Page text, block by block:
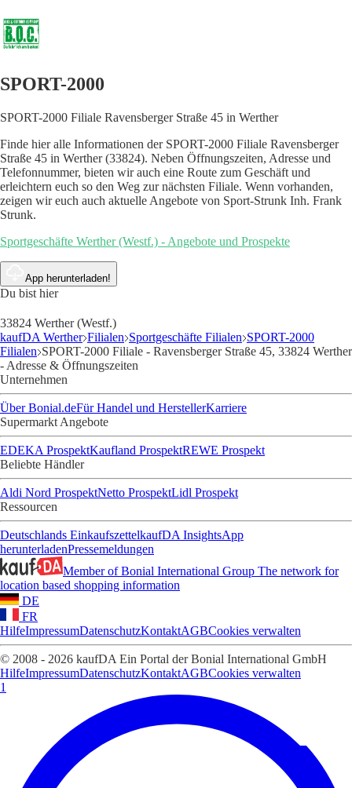
SPORT-2000
SPORT-2000 Filiale Ravensberger Straße 45 in Werther
Finde hier alle Informationen der SPORT-2000 Filiale Ravensberger
Straße 45 in Werther (33824). Neben Öffnungszeiten, Adresse und
Telefonnummer, bieten wir auch eine Route zum Geschäft und
erleichtern euch so den Weg zur nächsten Filiale. Wenn vorhanden,
zeigen wir euch auch aktuelle Angebote von Sport-Strunk Inh. Frank
Strunk.
Sportgeschäfte Werther (Westf.) - Angebote und Prospekte
App herunterladen!
Du bist hier
33824 Werther (Westf.)
kaufDA Werther Filialen Sportgeschäfte Filialen SPORT-2000
Filialen SPORT-2000 Filiale - Ravensberger Straße 45, 33824 Werther
- Adresse & Öffnungszeiten
Unternehmen
Über Bonial.deFür Handel und HerstellerKarriere
Supermarkt Angebote
EDEKA ProspektKaufland ProspektREWE Prospekt
Beliebte Händler
Aldi Nord ProspektNetto ProspektLidl Prospekt
Ressourcen
Deutschlands EinkaufszettelkaufDA InsightsApp
herunterladenPressemeldungen
Member of Bonial International Group The network for
location based shopping information
DE
FR
HilfeImpressumDatenschutzKontaktAGBCookies verwalten
© 2008 - 2026 kaufDA Ein Portal der Bonial International GmbH
HilfeImpressumDatenschutzKontaktAGBCookies verwalten
1